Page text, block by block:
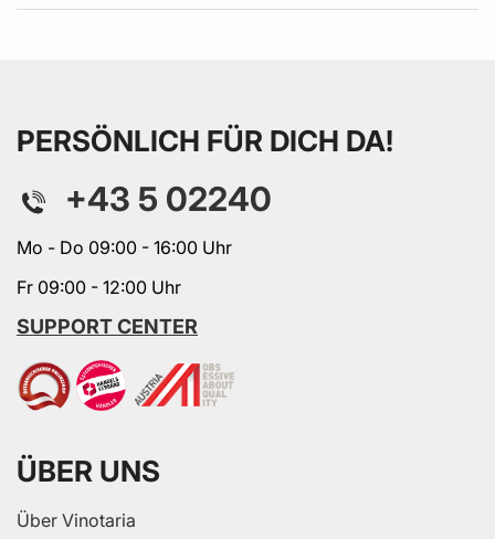
PERSÖNLICH FÜR DICH DA!
+43 5 02240
Mo - Do 09:00 - 16:00 Uhr
Fr 09:00 - 12:00 Uhr
SUPPORT CENTER
ÜBER UNS
Über Vinotaria